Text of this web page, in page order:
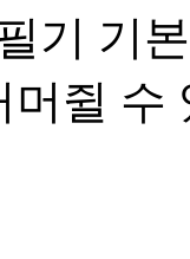
기 기
쥘 수